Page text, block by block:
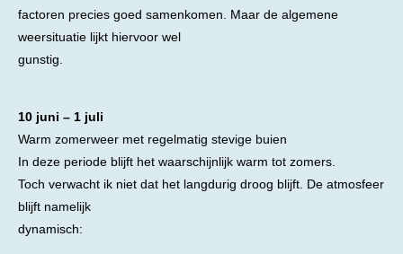
factoren precies goed samenkomen. Maar de algemene
weersituatie lijkt hiervoor wel
gunstig.
10 juni – 1 juli
Warm zomerweer met regelmatig stevige buien
In deze periode blijft het waarschijnlijk warm tot zomers.
Toch verwacht ik niet dat het langdurig droog blijft. De atmosfeer
blijft namelijk
dynamisch: